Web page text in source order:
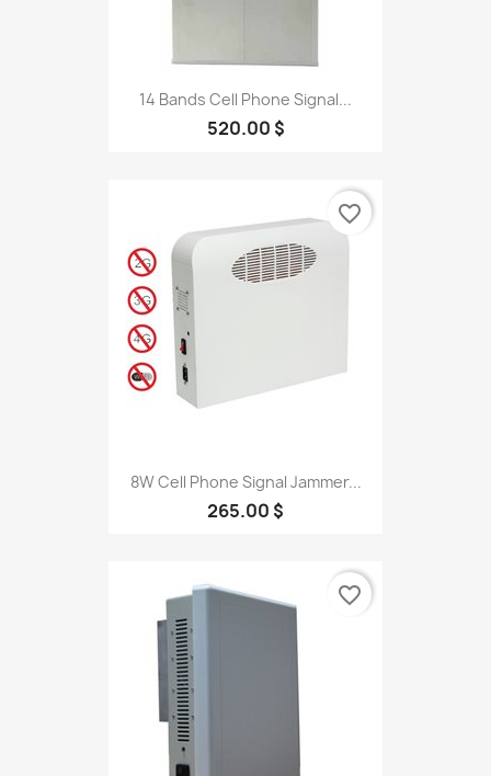
14 Bands Cell Phone Signal...
520.00 $
8W Cell Phone Signal Jammer...
265.00 $
favorite_border
favorite_border